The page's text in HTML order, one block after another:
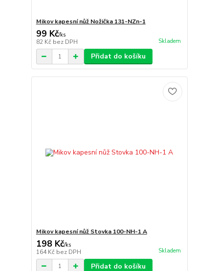
Mikov kapesní nůž Nožička 131-NZn-1
99 Kč/ks
82 Kč bez DPH Skladem
Přidat do košíku
Mikov kapesní nůž Stovka 100-NH-1 A
198 Kč/ks
164 Kč bez DPH Skladem
Přidat do košíku